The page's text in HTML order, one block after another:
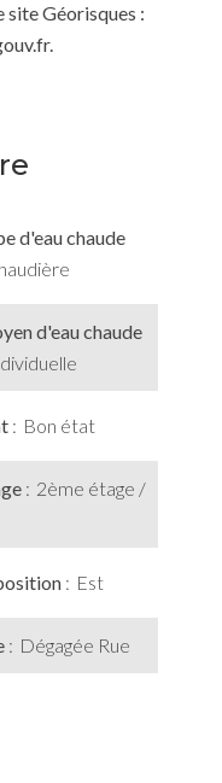
site Géorisques :
d'eau chaude
d'eau chaude
Bon état
2ème étage /
Est
Dégagée Rue